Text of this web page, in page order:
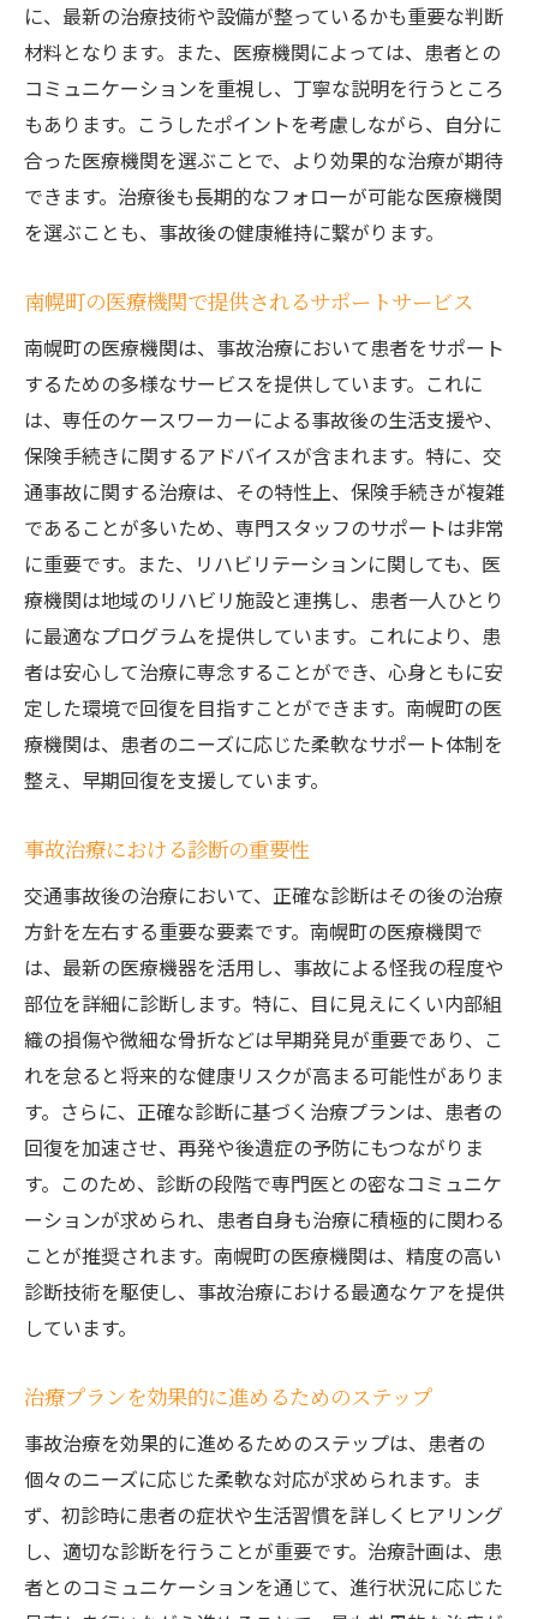
に、最新の治療技術や設備が整っているかも重要な判断
材料となります。また、医療機関によっては、患者との
コミュニケーションを重視し、丁寧な説明を行うところ
もあります。こうしたポイントを考慮しながら、自分に
合った医療機関を選ぶことで、より効果的な治療が期待
できます。治療後も長期的なフォローが可能な医療機関
を選ぶことも、事故後の健康維持に繋がります。
南幌町の医療機関で提供されるサポートサービス
南幌町の医療機関は、事故治療において患者をサポート
するための多様なサービスを提供しています。これに
は、専任のケースワーカーによる事故後の生活支援や、
保険手続きに関するアドバイスが含まれます。特に、交
通事故に関する治療は、その特性上、保険手続きが複雑
であることが多いため、専門スタッフのサポートは非常
に重要です。また、リハビリテーションに関しても、医
療機関は地域のリハビリ施設と連携し、患者一人ひとり
に最適なプログラムを提供しています。これにより、患
者は安心して治療に専念することができ、心身ともに安
定した環境で回復を目指すことができます。南幌町の医
療機関は、患者のニーズに応じた柔軟なサポート体制を
整え、早期回復を支援しています。
事故治療における診断の重要性
交通事故後の治療において、正確な診断はその後の治療
方針を左右する重要な要素です。南幌町の医療機関で
は、最新の医療機器を活用し、事故による怪我の程度や
部位を詳細に診断します。特に、目に見えにくい内部組
織の損傷や微細な骨折などは早期発見が重要であり、こ
れを怠ると将来的な健康リスクが高まる可能性がありま
す。さらに、正確な診断に基づく治療プランは、患者の
回復を加速させ、再発や後遺症の予防にもつながりま
す。このため、診断の段階で専門医との密なコミュニケ
ーションが求められ、患者自身も治療に積極的に関わる
ことが推奨されます。南幌町の医療機関は、精度の高い
診断技術を駆使し、事故治療における最適なケアを提供
しています。
治療プランを効果的に進めるためのステップ
事故治療を効果的に進めるためのステップは、患者の
個々のニーズに応じた柔軟な対応が求められます。ま
ず、初診時に患者の症状や生活習慣を詳しくヒアリング
し、適切な診断を行うことが重要です。治療計画は、患
者とのコミュニケーションを通じて、進行状況に応じた